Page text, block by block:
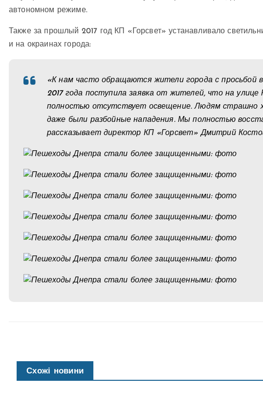
автономном режиме.
Также за прошлый 2017 год КП «Горсвет» устанавливало
и на окраинах города:
«К нам часто обращаются жители города с просьбой
2017 года поступила заявка от жителей, что на
полностью отсутствует освещение. Людям страшно
даже были разбойные нападения. Мы полностью
рассказывает директор КП «Горсвет» Дмитрий
Схожі новини